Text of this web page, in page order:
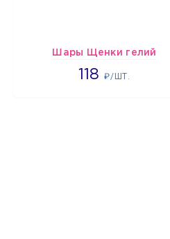
Шары Щенки гелий
118₽/ШТ.
1862